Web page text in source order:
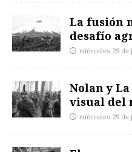
La fusión
desafío
miércoles 29 de
Nolan y
visual del
miércoles 29 de